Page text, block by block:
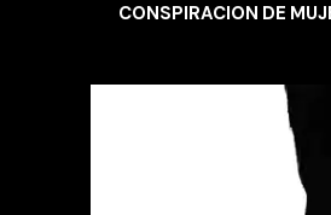
CONSPIRACION DE